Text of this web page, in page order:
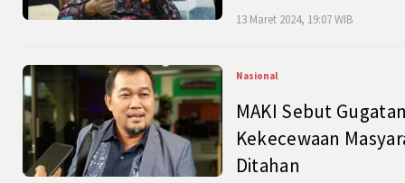
13 Maret 2024, 19:07 WIB
Nasional
MAKI Sebut
Kekecewaan
Ditahan